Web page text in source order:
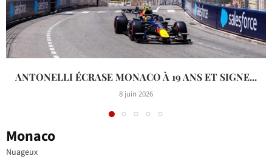
ANTONELLI ÉCRASE MONACO À 19 ANS ET SIGNE...
8 juin 2026
Monaco
Nuageux